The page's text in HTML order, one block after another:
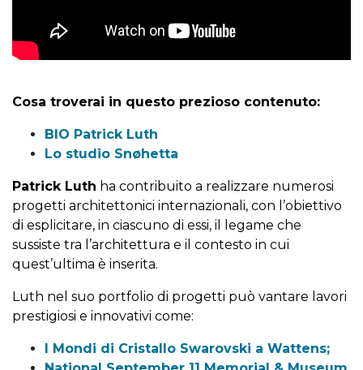
Cosa troverai in questo prezioso contenuto:
BIO Patrick Luth
Lo studio Snøhetta
Patrick Luth ha contribuito a realizzare numerosi
progetti architettonici internazionali, con l’obiettivo
di esplicitare, in ciascuno di essi, il legame che
sussiste tra l’architettura e il contesto in cui
quest’ultima è inserita.
Luth nel suo portfolio di progetti può vantare lavori
prestigiosi e innovativi come:
I Mondi di Cristallo Swarovski a Wattens;